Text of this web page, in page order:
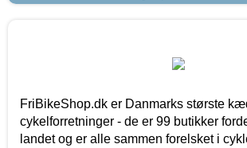
FriBikeShop.dk er Danmarks største
cykelforretninger - de er 99 butikker
landet og er alle sammen forelsket i